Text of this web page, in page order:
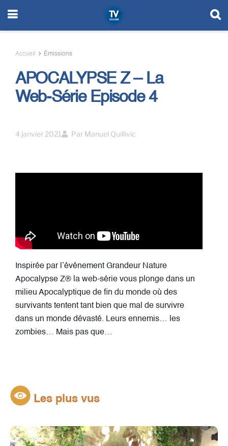
Accueil Émissions
APOCALYPSE Z – La
Web-Série Episode 4
4 janvier 2021 Par Manuel Quillivic
Inspirée par l’événement Grandeur Nature
Apocalypse Z® la web-série vous plonge dans un
milieu Apocalyptique de fin du monde où des
survivants tentent tant bien que mal de survivre
dans un monde dévasté. Leurs ennemis… les
zombies… Mais pas que…
Les plus vus